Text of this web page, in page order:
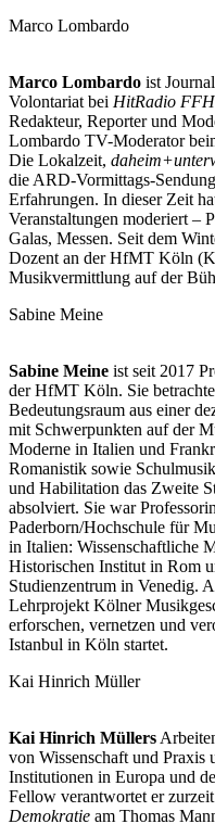
Marco Lombardo
Marco Lombardo ist
Volontariat bei HitRadio FFH
Redakteur, Reporter und
Lombardo TV-Moderator
Die Lokalzeit,
die ARD-Vormittags-Sendung
Erfahrungen. In dieser Zeit
Veranstaltungen moderiert –
Galas, Messen. Seit dem
Dozent an der HfMT Köln
Musikvermittlung auf der
Sabine Meine
Sabine Meine ist seit 2017
der HfMT Köln. Sie
Bedeutungsraum aus einer
mit Schwerpunkten auf der
Moderne in Italien und
Romanistik sowie
und Habilitation das Zweite
absolviert. Sie war
Paderborn/Hochschule für
in Italien: Wissenschaftliche
Historischen Institut in Rom
Studienzentrum in Venedig.
Lehrprojekt Kölner
erforschen, vernetzen und
Istanbul in Köln startet.
Kai Hinrich Müller
Kai Hinrich Müllers
von Wissenschaft und Praxis
Institutionen in Europa und
Fellow verantwortet er
Demokratie am Thomas